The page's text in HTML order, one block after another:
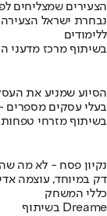
הצעירים שמצליחים
נבחרת ישראל
ללימודים
בשיתוף מרכז מדעני
הסיוע שמניע את
בעלי עסקים מספרים
בשיתוף מזרחי טפחות
נקיון פסח - לא מה
דק במיוחד, עוצמה
כללי המשחק
בשיתוף Dreame